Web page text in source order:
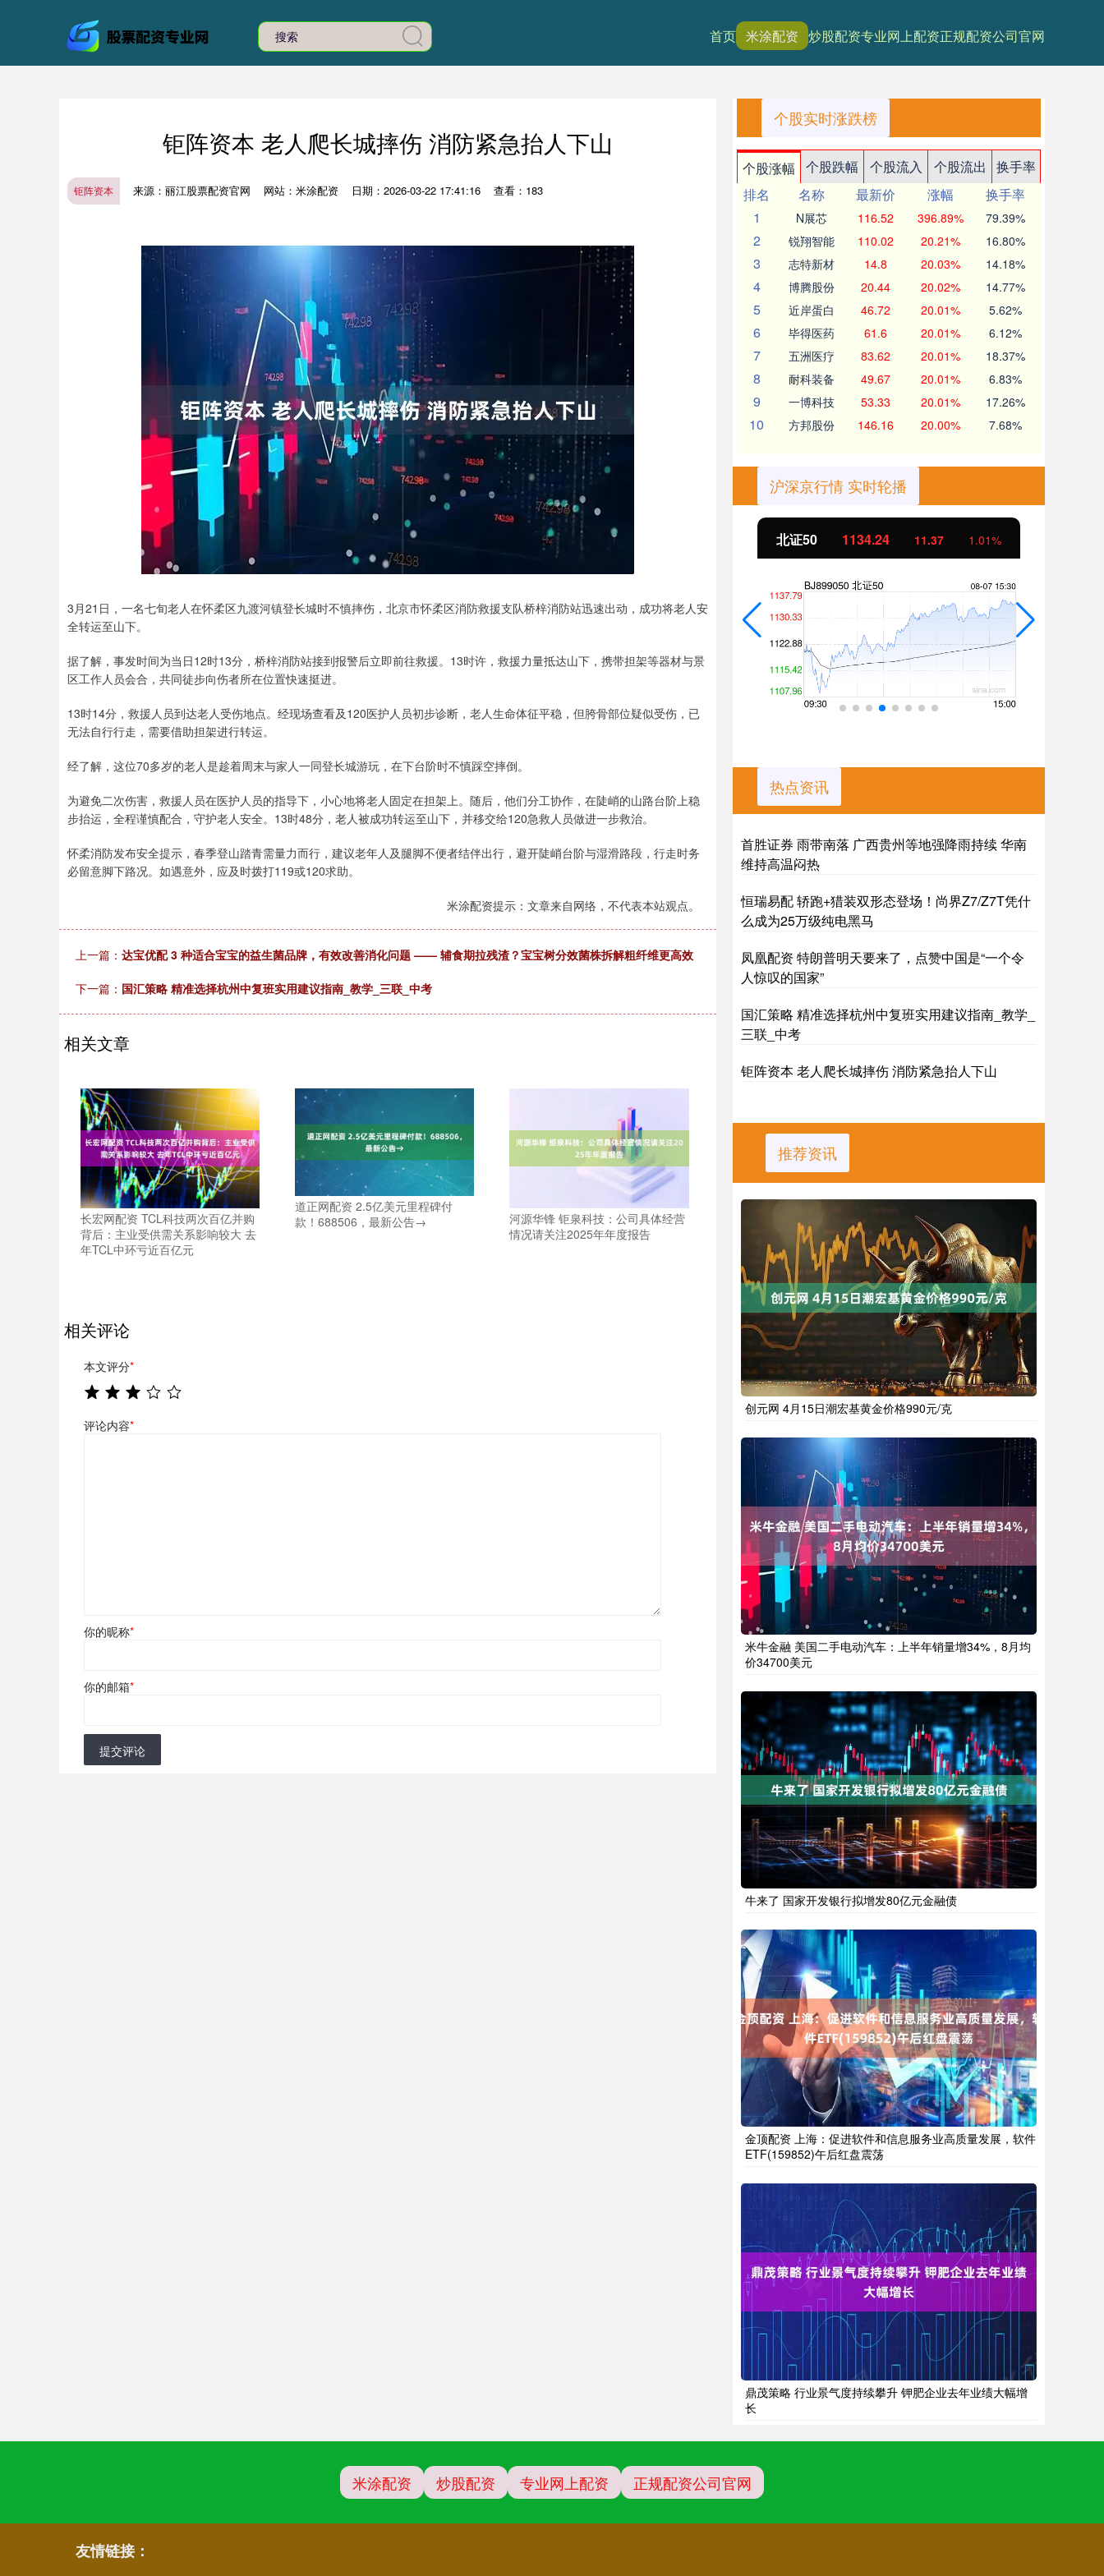
首页 米涂配资 炒股配资专业网上配资正规配资公司官网
钜阵资本 老人爬长城摔伤 消防紧急抬人下山
钜阵资本 来源：丽江股票配资官网 网站：米涂配资 日期：2026-03-22 17:41:16 查看：183
3月21日，一名七旬老人在怀柔区九渡河镇登长城时不慎摔伤，北京市怀柔区消防救援支队桥梓消防站迅速出动，成功将老人安
全转运至山下。
据了解，事发时间为当日12时13分，桥梓消防站接到报警后立即前往救援。13时许，救援力量抵达山下，携带担架等器材与景
区工作人员会合，共同徒步向伤者所在位置快速挺进。
13时14分，救援人员到达老人受伤地点。经现场查看及120医护人员初步诊断，老人生命体征平稳，但胯骨部位疑似受伤，已
无法自行行走，需要借助担架进行转运。
经了解，这位70多岁的老人是趁着周末与家人一同登长城游玩，在下台阶时不慎踩空摔倒。
为避免二次伤害，救援人员在医护人员的指导下，小心地将老人固定在担架上。随后，他们分工协作，在陡峭的山路台阶上稳
步抬运，全程谨慎配合，守护老人安全。13时48分，老人被成功转运至山下，并移交给120急救人员做进一步救治。
怀柔消防发布安全提示，春季登山踏青需量力而行，建议老年人及腿脚不便者结伴出行，避开陡峭台阶与湿滑路段，行走时务
必留意脚下路况。如遇意外，应及时拨打119或120求助。
米涂配资提示：文章来自网络，不代表本站观点。
上一篇： 达宝优配 3 种适合宝宝的益生菌品牌，有效改善消化问题 —— 辅食期拉残渣？宝宝树分效菌株拆解粗纤维更高效
下一篇： 国汇策略 精准选择杭州中复班实用建议指南_教学_三联_中考
相关文章
长宏网配资 TCL科技两次百亿并购
背后：主业受供需关系影响较大 去
年TCL中环亏近百亿元
道正网配资 2.5亿美元里程碑付
款！688506，最新公告→
河源华锋 钜泉科技：公司具体经营
情况请关注2025年年度报告
相关评论
本文评分*
评论内容*
你的昵称*
你的邮箱*
提交评论
个股实时涨跌榜
个股涨幅 个股跌幅 个股流入 个股流出
换手率
排名
名称 最新价 涨幅
换手率
1
N展芯 116.52 396.89% 79.39%
2 锐翔智能 110.02 20.21% 16.80%
3 志特新材 14.8 20.03% 14.18%
4 博腾股份 20.44 20.02% 14.77%
5 近岸蛋白 46.72 20.01% 5.62%
6 毕得医药 61.6 20.01% 6.12%
7 五洲医疗 83.62 20.01% 18.37%
8 耐科装备 49.67 20.01% 6.83%
9 一博科技 53.33 20.01% 17.26%
10 方邦股份 146.16 20.00% 7.68%
沪深京行情 实时轮播
沪深300 1134.24 11.37 创业板指 3563.12 47.56 1.35%
热点资讯
首胜证券 雨带南落 广西贵州等地强降雨持续 华南
维持高温闷热
恒瑞易配 轿跑+猎装双形态登场！尚界Z7/Z7T凭什
么成为25万级纯电黑马
凤凰配资 特朗普明天要来了，点赞中国是“一个令
人惊叹的国家”
国汇策略 精准选择杭州中复班实用建议指南_教学_
三联_中考
钜阵资本 老人爬长城摔伤 消防紧急抬人下山
推荐资讯
创元网 4月15日潮宏基黄金价格990元/克
米牛金融 美国二手电动汽车：上半年销量增34%，8月均
价34700美元
牛来了 国家开发银行拟增发80亿元金融债
金顶配资 上海：促进软件和信息服务业高质量发展，软件
ETF(159852)午后红盘震荡
鼎茂策略 行业景气度持续攀升 钾肥企业去年业绩大幅增
长
米涂配资 炒股配资 专业网上配资 正规配资公司官网
友情链接：